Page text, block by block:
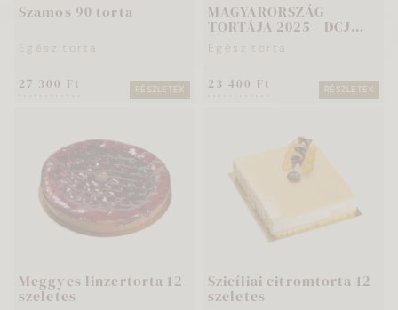
Szamos 90 torta
Egész torta
27 300 Ft RÉSZLETEK
MAGYARORSZÁG
TORTÁJA 2025 - DCJ
Stílusgyakorlat
12szeletes
Egész torta
23 400 Ft RÉSZLETEK
Meggyes linzertorta 12
szeletes
Szicíliai citromtorta 12
szeletes